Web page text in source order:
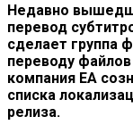
Недавно
перевод
сделает группа
переводу
компания EA
списка
релиза.